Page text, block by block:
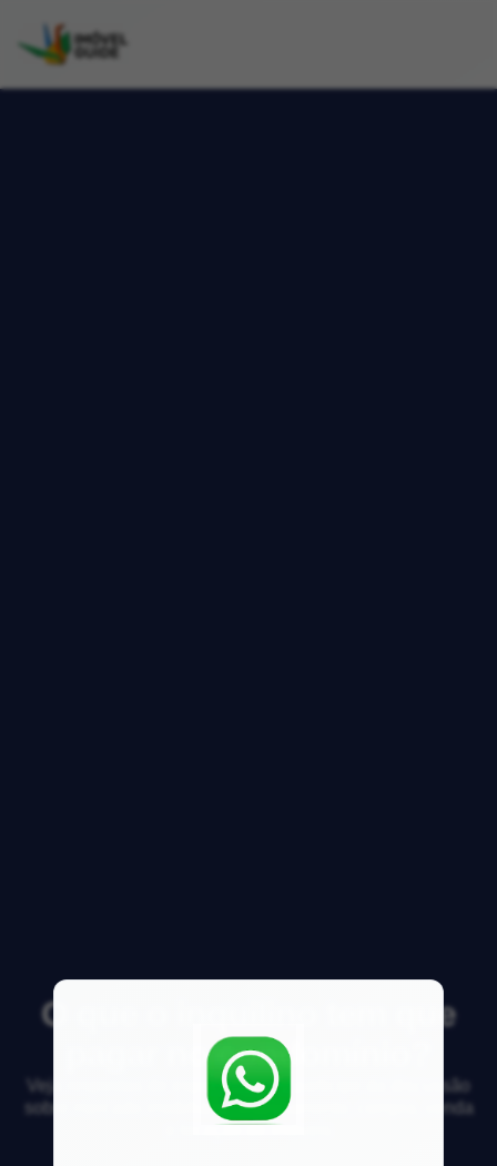
O que o inquilino tem que
pagar no condomínio?
Veja respostas de especialistas e participe da discussão
sobre mercado imobiliário, financiamento, compra, venda
e locação de imóveis